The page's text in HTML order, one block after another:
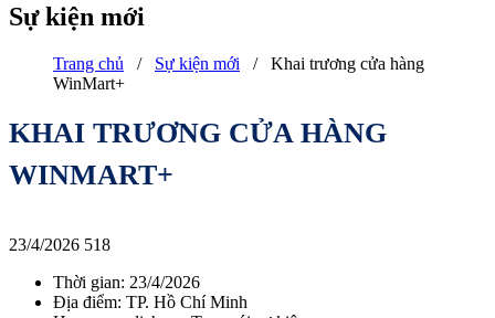
Sự kiện mới
Trang chủ / Sự kiện mới / Khai trương cửa hàng
WinMart+
KHAI TRƯƠNG CỬA HÀNG
WINMART+
23/4/2026 518
Thời gian: 23/4/2026
Địa điểm: TP. Hồ Chí Minh